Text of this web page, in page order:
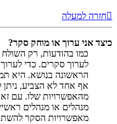
חזרה למעלה
כיצד אני ערוך או מוחק סקר?
כמו בהודעות, רק השולח
לערוך סקרים. כדי
הראשונה בנושא. היא
אף אחד לא הצביע,
מהאפשרויות שלו. עם
מנהלים או מנהלים
מאפשרויות הסקר